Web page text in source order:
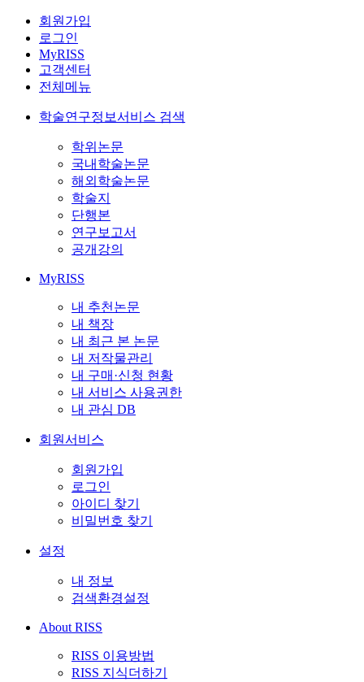
회원가입
로그인
MyRISS
고객센터
전체메뉴
학술연구정보서비스 검색
학위논문
국내학술논문
해외학술논문
학술지
단행본
연구보고서
공개강의
MyRISS
내 추천논문
내 책장
내 최근 본 논문
내 저작물관리
내 구매·신청 현황
내 서비스 사용권한
내 관심 DB
회원서비스
회원가입
로그인
아이디 찾기
비밀번호 찾기
설정
내 정보
검색환경설정
About RISS
RISS 이용방법
RISS 지식더하기